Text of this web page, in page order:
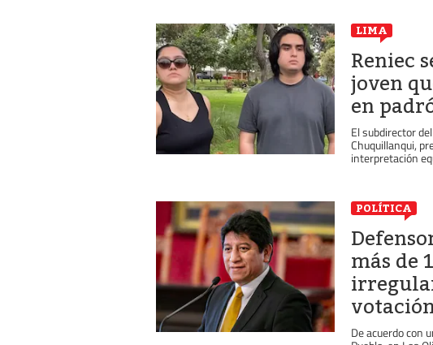
LIMA
Reniec
joven
en
El subdirector
Chuquillanqui,
interpretación
POLÍTICA
más de
De acuerdo con